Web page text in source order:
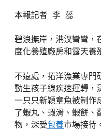
本報記者 李 蕊
碧浪撫岸，港汊彎彎，
度化養殖廠房和露天養
不遠處，拓洋漁業專門
動生孩子線疾速運轉，
一只只新穎章魚被制作
了蝦丸、蝦滑、蝦餅
物，深受包養市場接待